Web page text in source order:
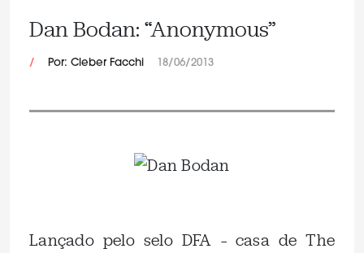
Dan Bodan: “Anonymous”
/ Por: Cleber Facchi 18/06/2013
Lançado pelo selo DFA – casa de The